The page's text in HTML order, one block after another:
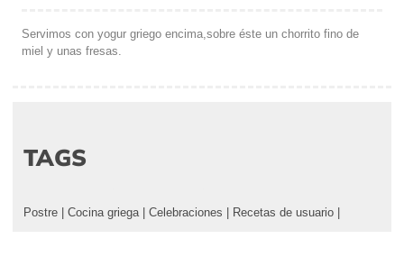
Servimos con yogur griego encima,sobre éste un chorrito fino de
miel y unas fresas.
TAGS
Postre | Cocina griega | Celebraciones | Recetas de usuario |